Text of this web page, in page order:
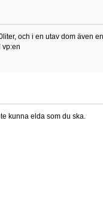
och i en utav dom även
vp:en
kunna elda som du ska.